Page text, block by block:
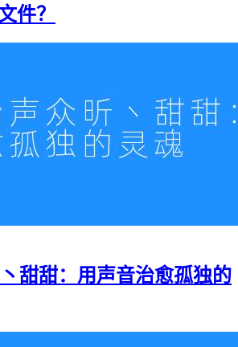
件？
甜甜：用声音治愈孤独的